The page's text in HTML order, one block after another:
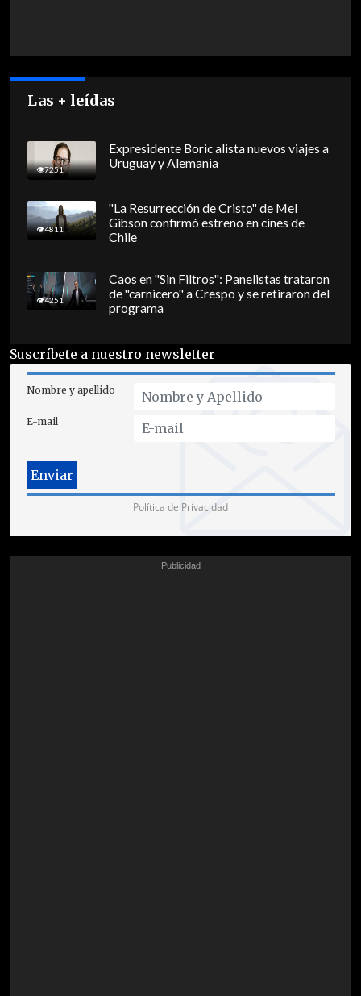
Las + leídas
7251
Expresidente Boric alista nuevos viajes a
Uruguay y Alemania
4811
"La Resurrección de Cristo" de Mel
Gibson confirmó estreno en cines de
Chile
4251
Caos en "Sin Filtros": Panelistas trataron
de "carnicero" a Crespo y se retiraron del
programa
Suscríbete a nuestro newsletter
Nombre y apellido
E-mail
Política de Privacidad